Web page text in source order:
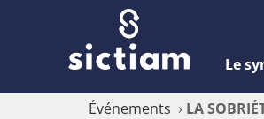
Le
Événements › LA